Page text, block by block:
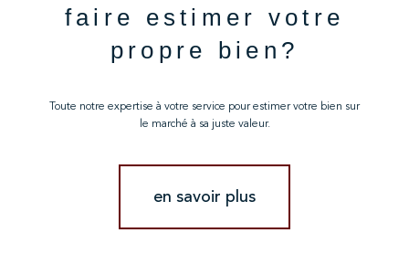
faire estimer votre
propre bien?
Toute notre expertise à votre service pour estimer votre bien sur
le marché à sa juste valeur.
en savoir plus